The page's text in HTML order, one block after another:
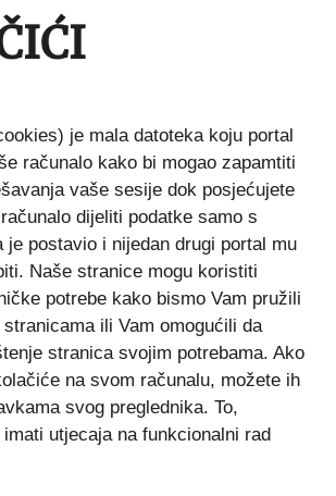
je mala datoteka koju portal
računalo kako bi mogao zapamtiti
vaše sesije dok posjećujete
dijeliti podatke samo s
je postavio i nijedan drugi portal mu
Naše stranice mogu koristiti
potrebe kako bismo Vam pružili
ili Vam omogućili da
stranica svojim potrebama. Ako
na svom računalu, možete ih
svog preglednika. To,
utjecaja na funkcionalni rad